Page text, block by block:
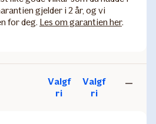
gjelder i 2 år, og vi
for deg. Les om garantien her.
Valgf
ri
Valgf
ri